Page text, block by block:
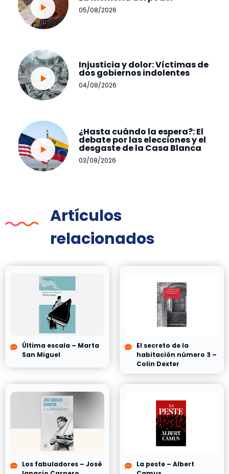
05/08/2026
Injusticia y dolor: Víctimas de
dos gobiernos indolentes
04/08/2026
¿Hasta cuándo la espera?: El
debate por las elecciones y el
desgaste de la Casa Blanca
03/08/2026
Artículos
relacionados
Última escala – Marta
San Miguel
El secreto de la
habitación número 3 –
Colin Dexter
Los fabuladores – José
La peste – Albert